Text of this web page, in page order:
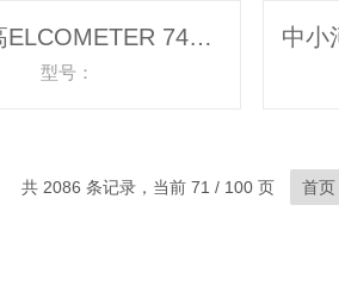
英国易高ELCOMETER 7400紧凑型湿度计
型号：
共 2086 条记录，当前 71 / 100 页 首页